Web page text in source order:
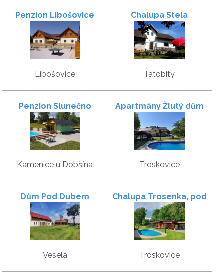
Penzion Libošovice
Libošovice
Chalupa Stela
Tatobity
Penzion Slunečno
Kamenice u Dobšína
Apartmány Žlutý dům
Troskovice
Dům Pod Dubem
Veselá
Chalupa Trosenka, pod
hradem Trosky
Troskovice